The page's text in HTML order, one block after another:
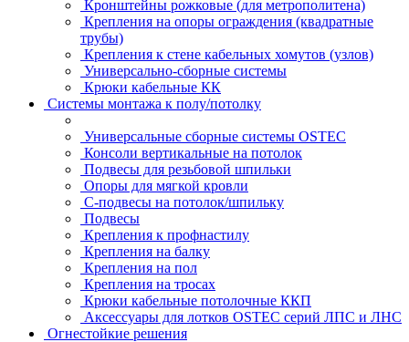
Кронштейны рожковые (для метрополитена)
Крепления на опоры ограждения (квадратные
трубы)
Крепления к стене кабельных хомутов (узлов)
Универсально-сборные системы
Крюки кабельные КК
Системы монтажа к полу/потолку
Универсальные сборные системы OSTEC
Консоли вертикальные на потолок
Подвесы для резьбовой шпильки
Опоры для мягкой кровли
С-подвесы на потолок/шпильку
Подвесы
Крепления к профнастилу
Крепления на балку
Крепления на пол
Крепления на тросах
Крюки кабельные потолочные ККП
Аксессуары для лотков OSTEC серий ЛПС и ЛНС
Огнестойкие решения